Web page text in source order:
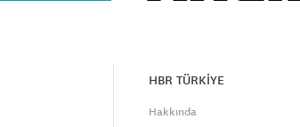
HBR TÜRKİYE
Hakkında